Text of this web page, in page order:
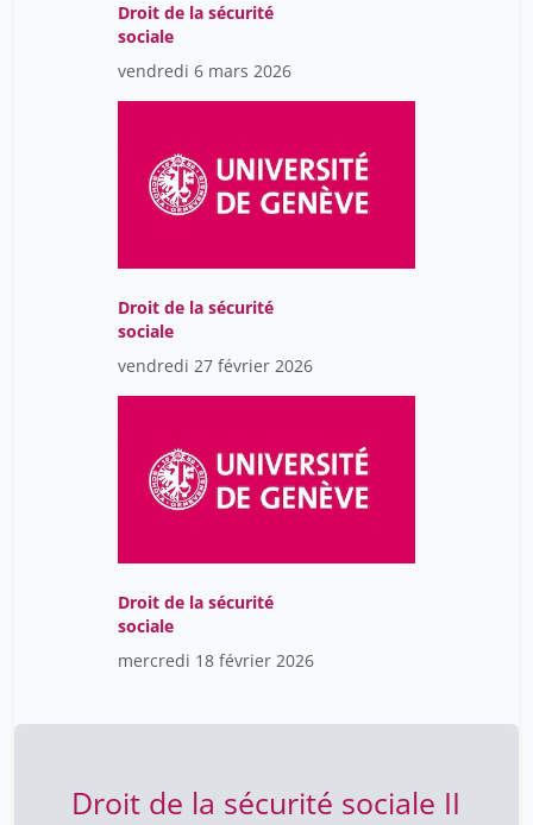
Droit de la sécurité
sociale
vendredi 6 mars 2026
Droit de la sécurité
sociale
vendredi 27 février 2026
Droit de la sécurité
sociale
mercredi 18 février 2026
Droit de la sécurité sociale II